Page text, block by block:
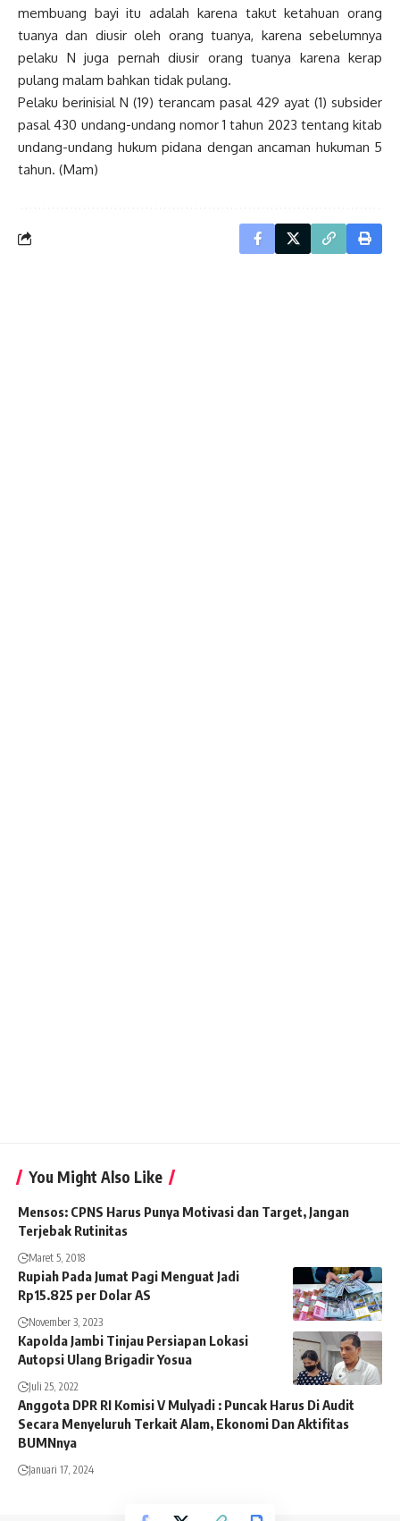
membuang bayi itu adalah karena takut ketahuan orang
tuanya dan diusir oleh orang tuanya, karena sebelumnya
pelaku N juga pernah diusir orang tuanya karena kerap
pulang malam bahkan tidak pulang.
Pelaku berinisial N (19) terancam pasal 429 ayat (1) subsider
pasal 430 undang-undang nomor 1 tahun 2023 tentang kitab
undang-undang hukum pidana dengan ancaman hukuman 5
tahun. (Mam)
You Might Also Like
Mensos: CPNS Harus Punya Motivasi dan Target, Jangan
Terjebak Rutinitas
Maret 5, 2018
Rupiah Pada Jumat Pagi Menguat Jadi
Rp15.825 per Dolar AS
November 3, 2023
Kapolda Jambi Tinjau Persiapan Lokasi
Autopsi Ulang Brigadir Yosua
Juli 25, 2022
Anggota DPR RI Komisi V Mulyadi : Puncak Harus Di Audit
Secara Menyeluruh Terkait Alam, Ekonomi Dan Aktifitas
BUMNnya
Januari 17, 2024